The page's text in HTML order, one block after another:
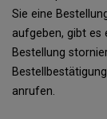
Sie eine
aufgeben, gibt es
Bestellung
anrufen.